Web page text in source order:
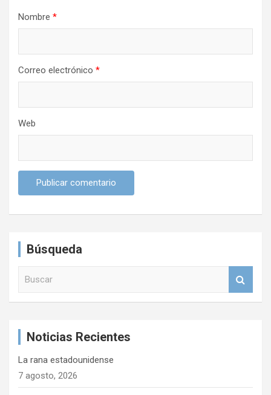
Nombre *
Correo electrónico *
Web
Búsqueda
Noticias Recientes
La rana estadounidense
7 agosto, 2026